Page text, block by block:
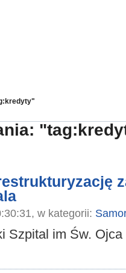
w kategorii:
Szpital im Św.